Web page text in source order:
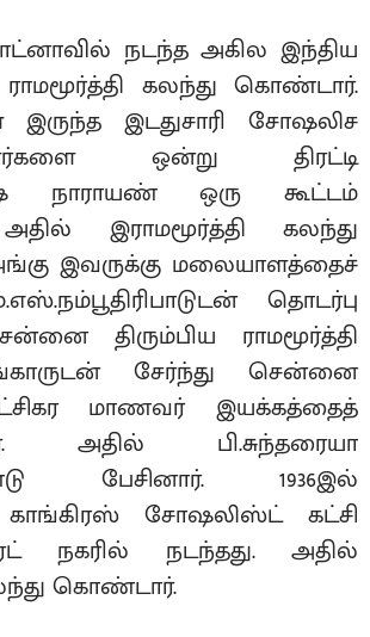
நடந்த அகில இந்திய
ராமமூர்த்தி கலந்து கொண்டார்.
இருந்த இடதுசாரி சோஷலிச
ஒன்று திரட்டி
நாராயண் ஒரு கூட்டம்
இராமமூர்த்தி கலந்து
இவருக்கு மலையாளத்தைச்
தொடர்பு
திரும்பிய ராமமூர்த்தி
சேர்ந்து சென்னை
மாணவர் இயக்கத்தைத்
அதில் பி.சுந்தரையா
பேசினார். 1936இல்
சோஷலிஸ்ட் கட்சி
நகரில் நடந்தது. அதில்
கொண்டார்.